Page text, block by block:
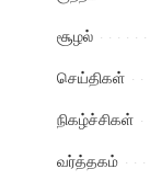
சூழல்
செய்திகள்
நிகழ்ச்சிகள்
வர்த்தகம்